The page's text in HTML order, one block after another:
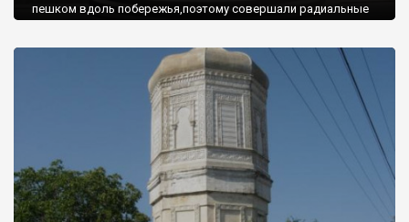
пешком вдоль побережья,поэтому совершали радиальные